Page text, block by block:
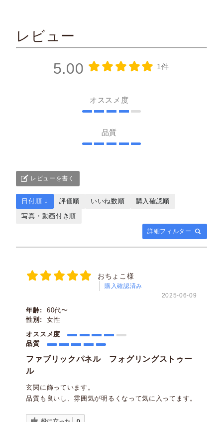
約18cm×26cm(ミ
約33cm×33cm(S)
約73cm×51cm(L)
135cm×44cm(XL)
3枚セット
レビュー
5.00 1件
オススメ度
品質
レビューを書く
詳細フィルター
日付順 ↓ 評価順 いいね数順
購入確認順
写真・動画付き順
おちょこ様
購入確認済み
2025-06-09
年齢:
60代〜
性別:
女性
オススメ度
品質
ファブリックパネル フォグリングストゥー
ル
玄関に飾っています。
品質も良いし、雰囲気が明るくなって気に入ってます。